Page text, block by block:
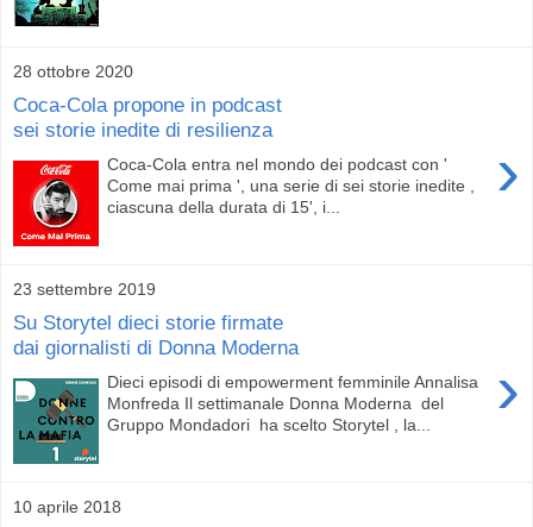
28 ottobre 2020
Coca-Cola propone in podcast
sei storie inedite di resilienza
›
Coca-Cola entra nel mondo dei podcast con '
Come mai prima ', una serie di sei storie inedite ,
ciascuna della durata di 15', i...
23 settembre 2019
Su Storytel dieci storie firmate
dai giornalisti di Donna Moderna
›
Dieci episodi di empowerment femminile Annalisa
Monfreda Il settimanale Donna Moderna del
Gruppo Mondadori ha scelto Storytel , la...
10 aprile 2018